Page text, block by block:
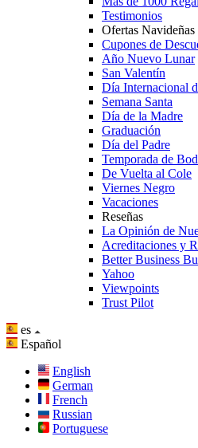
Testimonios
Ofertas Navideñas
Cupones de
Año Nuevo Lunar
San Valentín
Día Internacional
Semana Santa
Día de la Madre
Graduación
Día del Padre
Temporada de
De Vuelta al Cole
Viernes Negro
Vacaciones
Reseñas
La Opinión de
Acreditaciones y
Better Business
Yahoo
Viewpoints
Trust Pilot
es
Español
English
German
French
Russian
Portuguese